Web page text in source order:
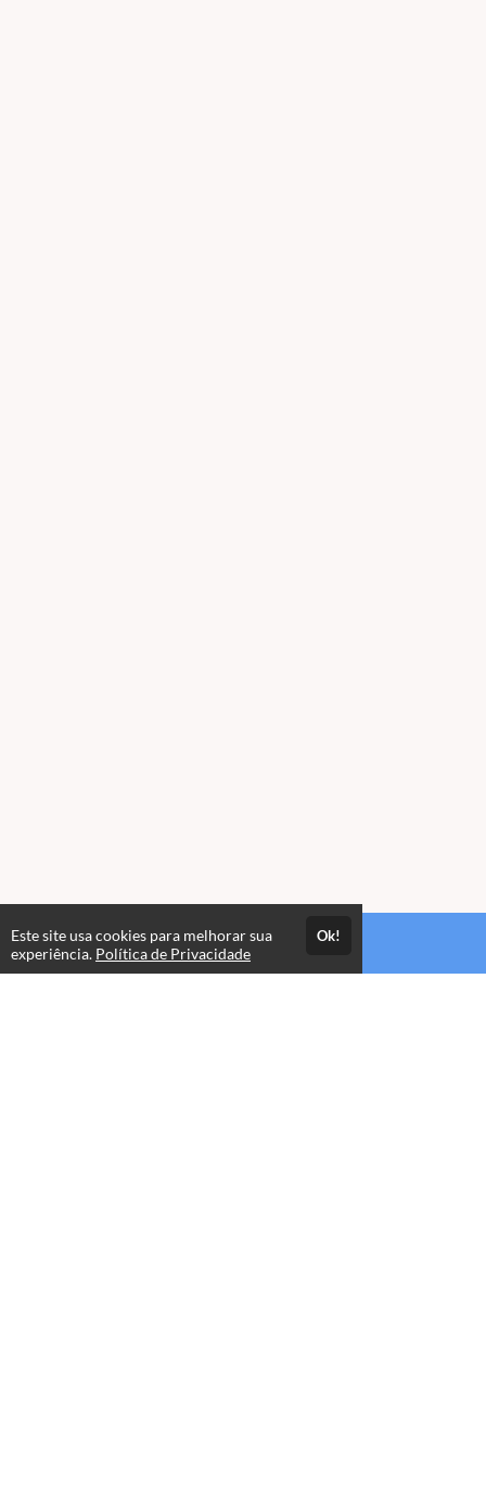
Acesso por 1 mês
Este site usa cookies para melhorar sua
experiência. Política de Privacidade
Ok!